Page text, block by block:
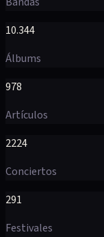
10.344
Álbums
978
Artículos
2224
Conciertos
291
Festivales